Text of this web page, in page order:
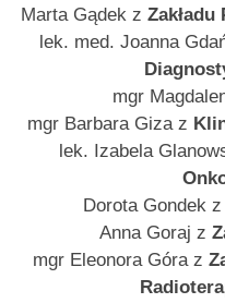
Marta Gądek z
lek. med. Joanna
mgr
mgr Barbara Giza z
lek. Izabela
Dorota Gondek z
Anna Goraj z
mgr Eleonora Góra z